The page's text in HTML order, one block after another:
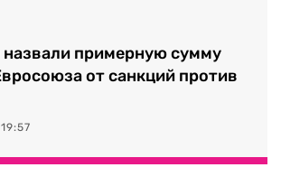
примерную сумму
от санкций против